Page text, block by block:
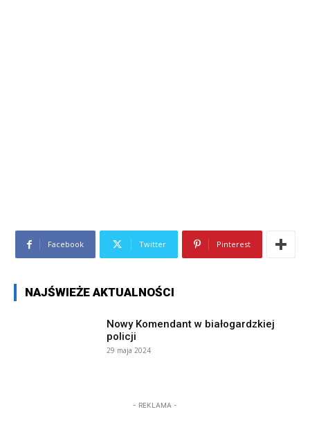
Facebook Twitter Pinterest
NAJŚWIEŻE AKTUALNOŚCI
Nowy Komendant w białogardzkiej
policji
29 maja 2024
- REKLAMA -